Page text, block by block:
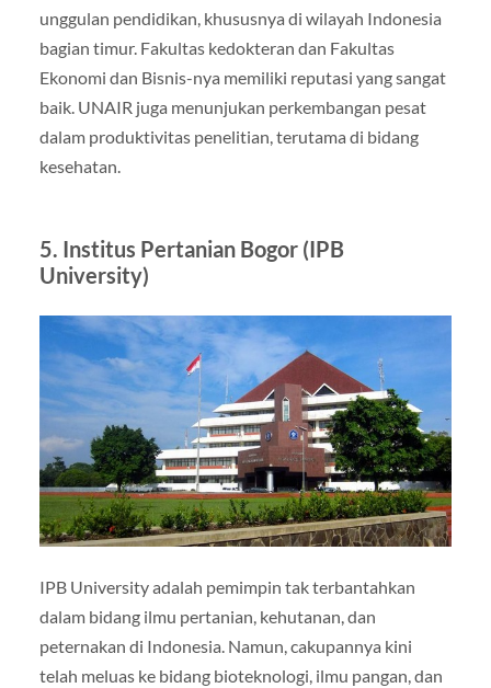
unggulan pendidikan, khususnya di wilayah Indonesia
bagian timur. Fakultas kedokteran dan Fakultas
Ekonomi dan Bisnis-nya memiliki reputasi yang sangat
baik. UNAIR juga menunjukan perkembangan pesat
dalam produktivitas penelitian, terutama di bidang
kesehatan.
5. Institus Pertanian Bogor (IPB
University)
IPB University adalah pemimpin tak terbantahkan
dalam bidang ilmu pertanian, kehutanan, dan
peternakan di Indonesia. Namun, cakupannya kini
telah meluas ke bidang bioteknologi, ilmu pangan, dan